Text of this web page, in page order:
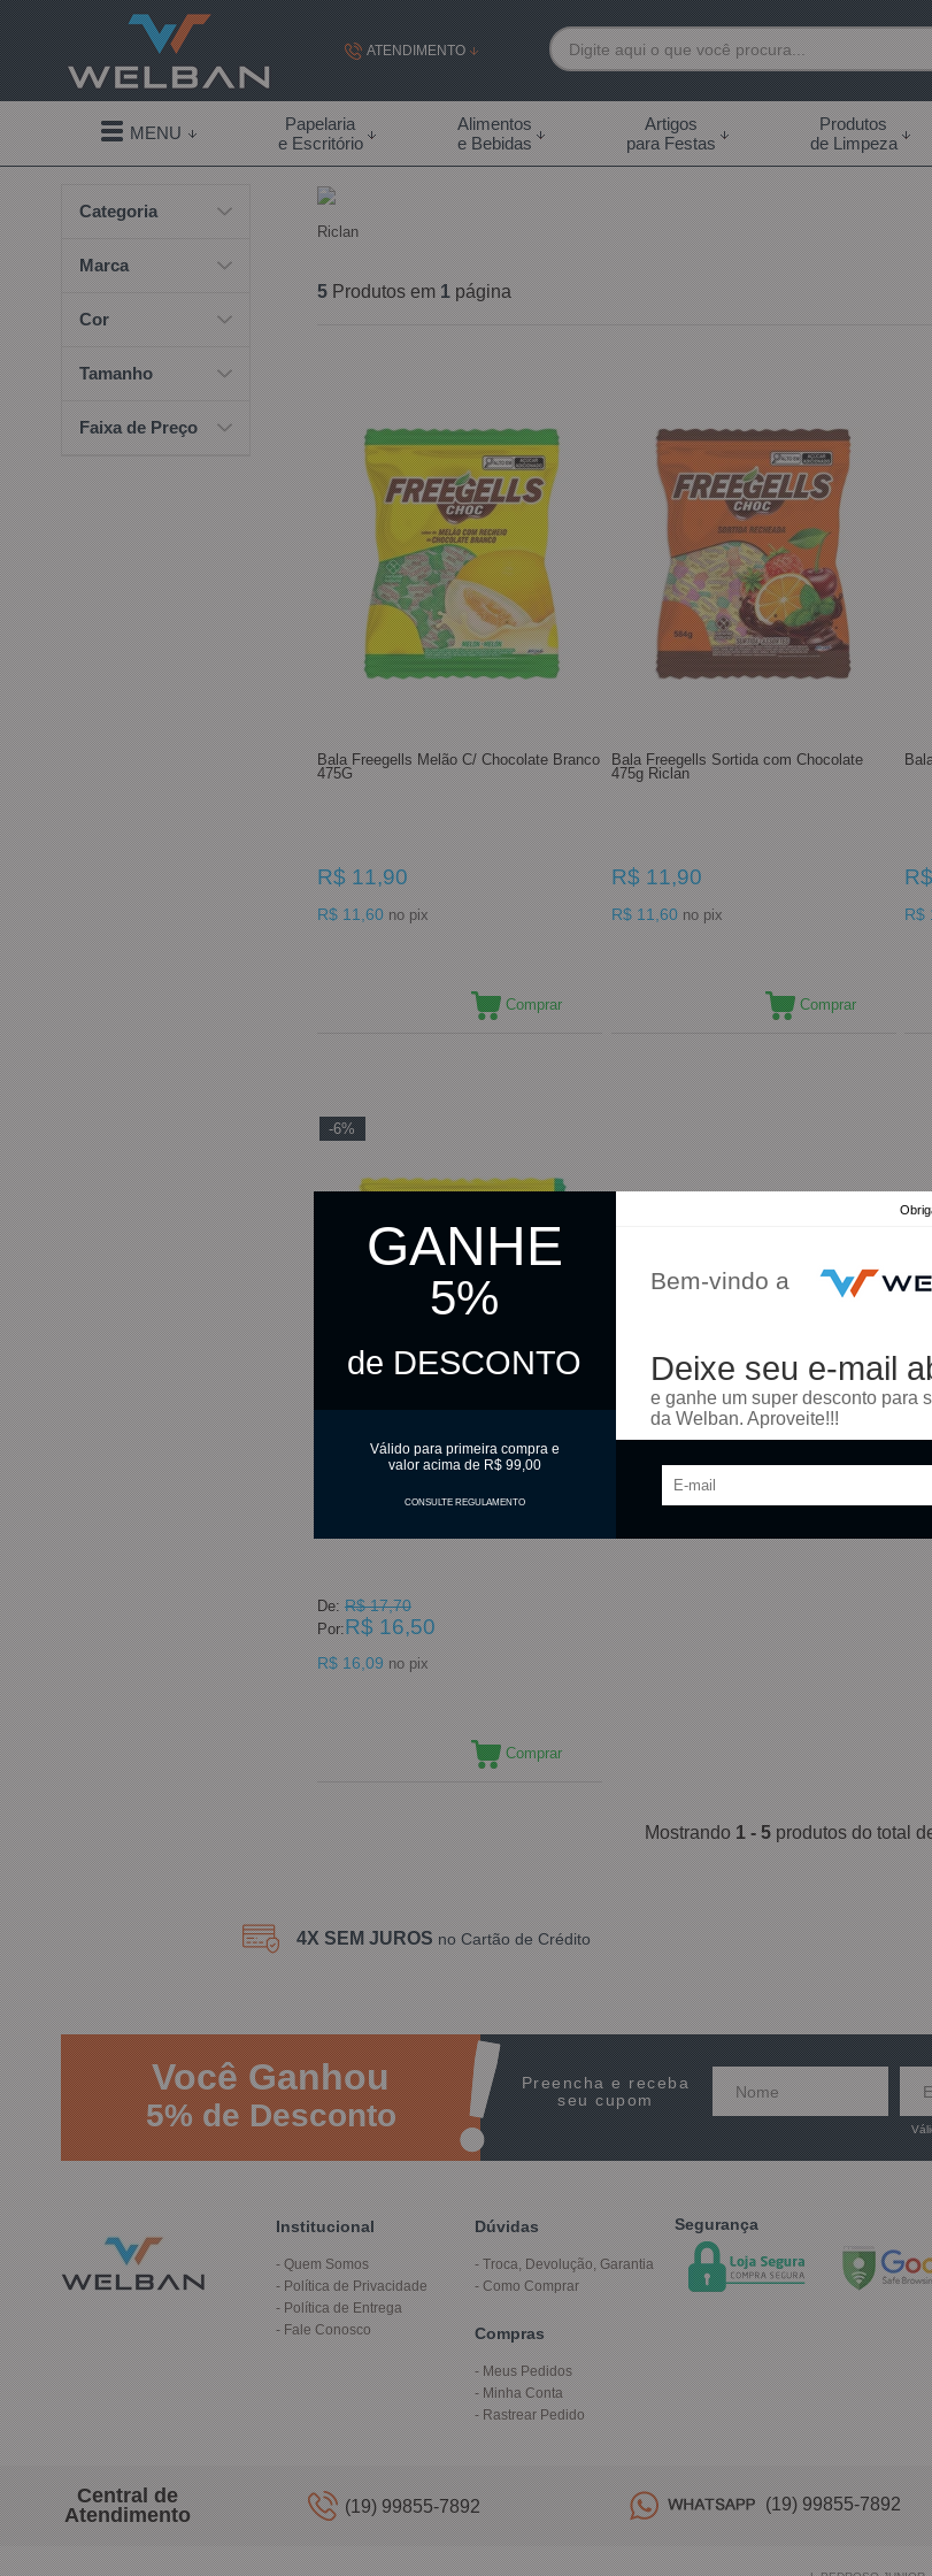
GANHE
5%
de DESCONTO
Válido para primeira compra e
valor acima de R$ 99,00
CONSULTE REGULAMENTO
Bem-vindo a
Deixe seu e-mail
e ganhe um super desconto para
da Welban. Aproveite!!!
ATENDIMENTO
(19) 99855-7892
(19) 99855-7892
contato@welban.com.br
Segunda à sexta - 08:30h às 18:00h Sábados -
09:00h às 14:00h
MENU
Papelaria
e Escritório
Alimentos
e Bebidas
Artigos
para Festas
Produtos
de Limpeza
Categoria
Marca
Cor
Tamanho
Faixa de Preço
Riclan
5 Produtos em 1 página
Bala Freegells Melão C/ Chocolate Branco
475G
R$ 11,90
R$ 11,60 no pix
Comprar
Bala Freegells Sortida com Chocolate
475g Riclan
R$ 11,90
R$ 11,60 no pix
Comprar
R$
-6%
Bala Milho Verde Cremosa 500g Pocket
De: R$ 17,70
Por:R$ 16,50
R$ 16,09 no pix
Comprar
Mostrando1 - 5produtos do total
4X SEM JUROS no Cartão de Crédito
VocêGanhou
5%de Desconto
Preencha e receba
seu cupom
Institucional
Quem Somos
Política de Privacidade
Política de Entrega
Fale Conosco
Dúvidas
Troca, Devolução, Garantia
Como Comprar
Compras
Meus Pedidos
Minha Conta
Rastrear Pedido
Segurança
Central de
Atendimento
(19) 99855-7892 (19) 99855-7892